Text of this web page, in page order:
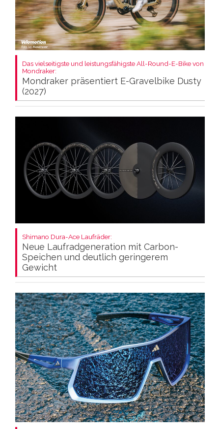
Das vielseitigste und leistungsfähigste All-Round-E-Bike von
Mondraker:
Mondraker präsentiert E-Gravelbike Dusty
(2027)
Shimano Dura-Ace Laufräder:
Neue Laufradgeneration mit Carbon-
Speichen und deutlich geringerem
Gewicht